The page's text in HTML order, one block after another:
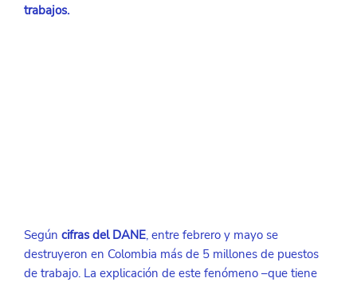
trabajos.
Según cifras del DANE, entre febrero y mayo se
destruyeron en Colombia más de 5 millones de puestos
de trabajo. La explicación de este fenómeno –que tiene